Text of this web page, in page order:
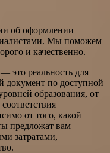
об оформлении
Мы поможем
и качественно.
— это реальность для
документ по доступной
образования, от
от того, какой
предложат вам
затратами,